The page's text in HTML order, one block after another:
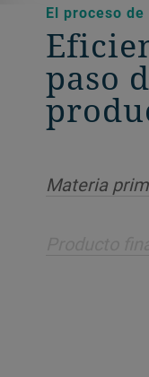
El proceso
paso
Materia